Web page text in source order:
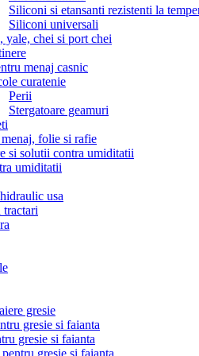
Siliconi si etansanti rezistenti la
Siliconi universali
yale, chei si port chei
menaj casnic
curatenie
Perii
Stergatoare geamuri
menaj, folie si rafie
si solutii contra umiditatii
umiditatii
usa
gresie
gresie si faianta
gresie si faianta
gresie si faianta